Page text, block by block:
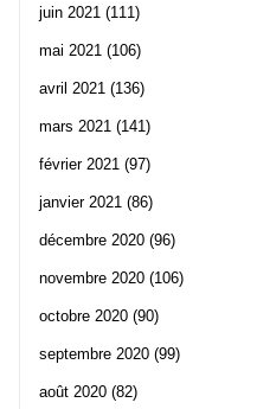
juin 2021 (111)
mai 2021 (106)
avril 2021 (136)
mars 2021 (141)
février 2021 (97)
janvier 2021 (86)
décembre 2020 (96)
novembre 2020 (106)
octobre 2020 (90)
septembre 2020 (99)
août 2020 (82)